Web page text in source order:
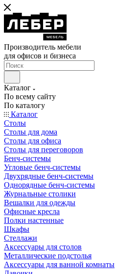
Производитель мебели
для офисов и бизнеса
Каталог
По всему сайту
По каталогу
Каталог
Столы
Столы для дома
Столы для офиса
Столы для переговоров
Бенч-системы
Угловые бенч-системы
Двухрядные бенч-системы
Однорядные бенч-системы
Журнальные столики
Вешалки для одежды
Офисные кресла
Полки настенные
Шкафы
Стеллажи
Аксессуары для столов
Металлические подстолья
Аксессуары для ванной комнаты